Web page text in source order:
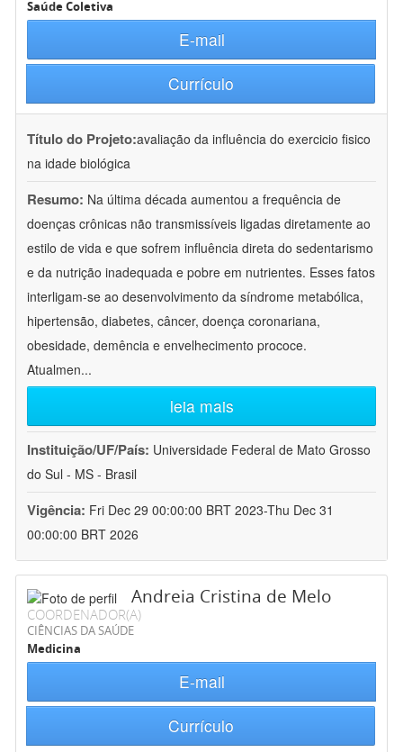
Saúde Coletiva
E-mail
Currículo
Título do Projeto:avaliação da influência do exercicio fisico
na idade biológica
Resumo: Na última década aumentou a frequência de
doenças crônicas não transmissíveis ligadas diretamente ao
estilo de vida e que sofrem influência direta do sedentarismo
e da nutrição inadequada e pobre em nutrientes. Esses fatos
interligam-se ao desenvolvimento da síndrome metabólica,
hipertensão, diabetes, câncer, doença coronariana,
obesidade, demência e envelhecimento prococe.
Atualmen...
leia mais
Instituição/UF/País: Universidade Federal de Mato Grosso
do Sul - MS - Brasil
Vigência: Fri Dec 29 00:00:00 BRT 2023-Thu Dec 31
00:00:00 BRT 2026
Andreia Cristina de Melo
COORDENADOR(A)
CIÊNCIAS DA SAÚDE
Medicina
E-mail
Currículo